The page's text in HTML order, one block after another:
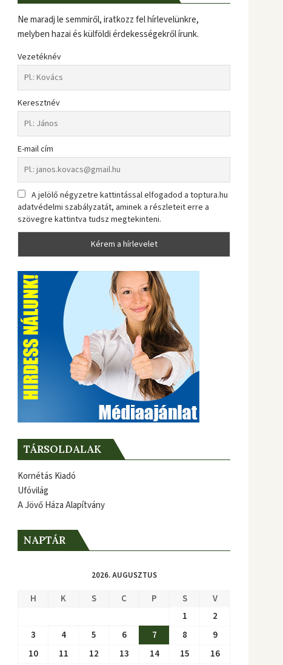
Ne maradj le semmiről, iratkozz fel hírlevelünkre,
melyben hazai és külföldi érdekességekről írunk.
Vezetéknév
Keresztnév
E-mail cím
A jelölő négyzetre kattintással elfogadod a toptura.hu
adatvédelmi szabályzatát, aminek a részleteit erre a
szövegre kattintva tudsz megtekinteni.
TÁRSOLDALAK
Kornétás Kiadó
Ufóvilág
A Jövő Háza Alapítvány
NAPTÁR
2026. AUGUSZTUS
H K S C P S
V
1
2
3
4 5 6 7 8
9
10
11 12 13 14 15
16